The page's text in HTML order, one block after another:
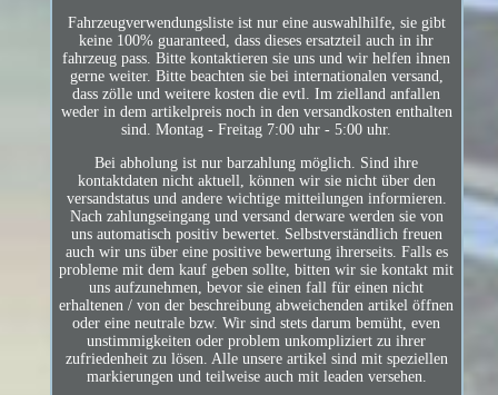
Fahrzeugverwendungsliste ist nur eine auswahlhilfe, sie gibt
keine 100% guaranteed, dass dieses ersatzteil auch in ihr
fahrzeug pass. Bitte kontaktieren sie uns und wir helfen ihnen
gerne weiter. Bitte beachten sie bei internationalen versand,
dass zölle und weitere kosten die evtl. Im zielland anfallen
weder in dem artikelpreis noch in den versandkosten enthalten
sind. Montag - Freitag 7:00 uhr - 5:00 uhr.
Bei abholung ist nur barzahlung möglich. Sind ihre
kontaktdaten nicht aktuell, können wir sie nicht über den
versandstatus und andere wichtige mitteilungen informieren.
Nach zahlungseingang und versand derware werden sie von
uns automatisch positiv bewertet. Selbstverständlich freuen
auch wir uns über eine positive bewertung ihrerseits. Falls es
probleme mit dem kauf geben sollte, bitten wir sie kontakt mit
uns aufzunehmen, bevor sie einen fall für einen nicht
erhaltenen / von der beschreibung abweichenden artikel öffnen
oder eine neutrale bzw. Wir sind stets darum bemüht, even
unstimmigkeiten oder problem unkompliziert zu ihrer
zufriedenheit zu lösen. Alle unsere artikel sind mit speziellen
markierungen und teilweise auch mit leaden versehen.